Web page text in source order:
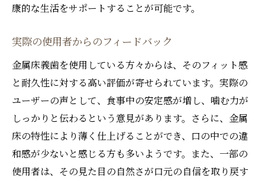
康的な生活をサポートすることが可能です。
実際の使用者からのフィードバック
金属床義歯を使用している方々からは、そのフィット感
と耐久性に対する高い評価が寄せられています。実際の
ユーザーの声として、食事中の安定感が増し、噛む力が
しっかりと伝わるという意見があります。さらに、金属
床の特性により薄く仕上げることができ、口の中での違
和感が少ないと感じる方も多いようです。また、一部の
使用者は、その見た目の自然さが口元の自信を取り戻す